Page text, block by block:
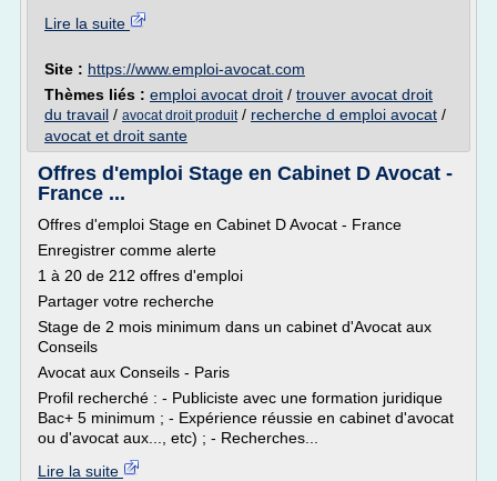
Lire la suite
Site : https://www.emploi-avocat.com
Thèmes liés : emploi avocat droit / trouver avocat droit
du travail / avocat droit produit/ recherche d emploi avocat /
avocat et droit sante
Offres d'emploi Stage en Cabinet D Avocat -
France ...
Offres d'emploi Stage en Cabinet D Avocat - France
Enregistrer comme alerte
1 à 20 de 212 offres d'emploi
Partager votre recherche
Stage de 2 mois minimum dans un cabinet d'Avocat aux
Conseils
Avocat aux Conseils - Paris
Profil recherché : - Publiciste avec une formation juridique
Bac+ 5 minimum ; - Expérience réussie en cabinet d'avocat
ou d'avocat aux..., etc) ; - Recherches...
Lire la suite